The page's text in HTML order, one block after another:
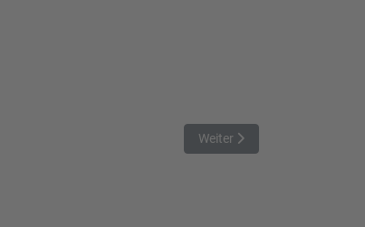
Nächster Beitrag:
Weiter